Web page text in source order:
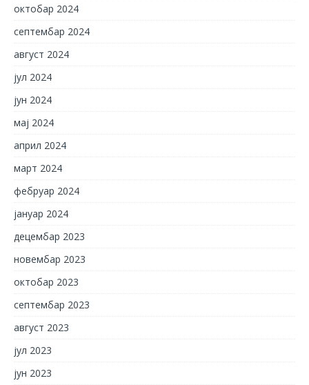
октобар 2024
септембар 2024
август 2024
јул 2024
јун 2024
мај 2024
април 2024
март 2024
фебруар 2024
јануар 2024
децембар 2023
новембар 2023
октобар 2023
септембар 2023
август 2023
јул 2023
јун 2023